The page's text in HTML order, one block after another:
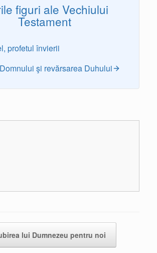
figuri ale Vechiului
Testament
profetul învierii
şi revărsarea Duhului
lui Dumnezeu pentru noi